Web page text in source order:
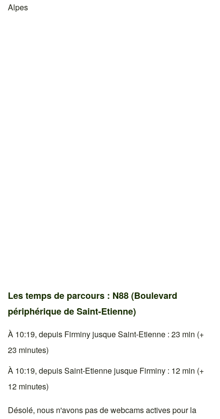
Alpes
Les temps de parcours : N88 (Boulevard
périphérique de Saint-Etienne)
À 10:19, depuis Firminy jusque Saint-Etienne : 23 min (+
23 minutes)
À 10:19, depuis Saint-Etienne jusque Firminy : 12 min (+
12 minutes)
Désolé, nous n'avons pas de webcams actives pour la